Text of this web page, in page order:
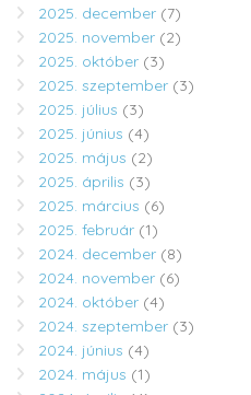
2025. december (7)
2025. november (2)
2025. október (3)
2025. szeptember (3)
2025. július (3)
2025. június (4)
2025. május (2)
2025. április (3)
2025. március (6)
2025. február (1)
2024. december (8)
2024. november (6)
2024. október (4)
2024. szeptember (3)
2024. június (4)
2024. május (1)